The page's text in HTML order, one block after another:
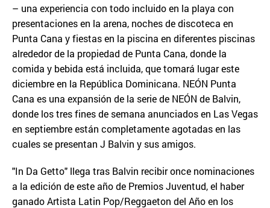
– una experiencia con todo incluido en la playa con
presentaciones en la arena, noches de discoteca en
Punta Cana y fiestas en la piscina en diferentes piscinas
alrededor de la propiedad de Punta Cana, donde la
comida y bebida está incluida, que tomará lugar este
diciembre en la República Dominicana. NEÓN Punta
Cana es una expansión de la serie de NEÓN de Balvin,
donde los tres fines de semana anunciados en Las Vegas
en septiembre están completamente agotadas en las
cuales se presentan J Balvin y sus amigos.
"In Da Getto" llega tras Balvin recibir once nominaciones
a la edición de este año de Premios Juventud, el haber
ganado Artista Latin Pop/Reggaeton del Año en los